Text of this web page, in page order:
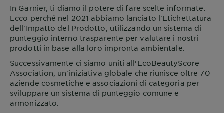
In Garnier, ti diamo il potere di fare scelte informate.
Ecco perché nel 2021 abbiamo lanciato l'Etichettatura
dell'Impatto del Prodotto, utilizzando un sistema di
punteggio interno trasparente per valutare i nostri
prodotti in base alla loro impronta ambientale.
Successivamente ci siamo uniti all'EcoBeautyScore
Association, un'iniziativa globale che riunisce oltre 70
aziende cosmetiche e associazioni di categoria per
sviluppare un sistema di punteggio comune e
armonizzato.